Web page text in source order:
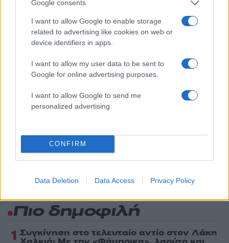
Google consents
I want to allow Google to enable storage
related to advertising like cookies on web or
device identifiers in apps.
I want to allow my user data to be sent to
Google for online advertising purposes.
I want to allow Google to send me
personalized advertising.
CONFIRM
Data Deletion Data Access Privacy Policy
Υποβολή σχολίου
Όροι Χρήσης . Το site προστατεύεται από reCAPTCHA, ισχύουν
Όροι Χρήσης
Ελλάδα
ΠΑΞΟΙ
ΤΡΟΧΑΙΟ
Share:
ενημερωθείτε πρώτοι για όλη την ειδησεογραφία και τα
τελευταία νέατης ημέρας
Πιο δημοφιλή
1 Συγκίνηση στο τελευταίο αντίο στον Λάκη